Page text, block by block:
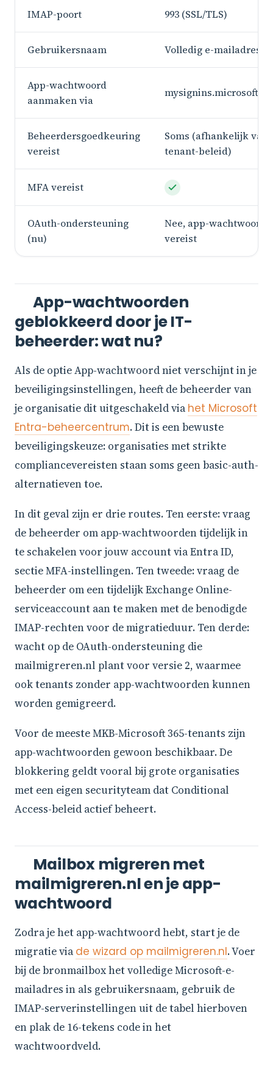
IMAP-poort 993 (SSL/TLS)
Gebruikersnaam Volledig e-mailadres
App-wachtwoord
aanmaken via
Beheerdersgoedkeuring
vereist
Soms (afhankelijk van
tenant-beleid)
MFA vereist
OAuth-ondersteuning
(nu)
Nee, app-wachtwoord
vereist
App-wachtwoorden
geblokkeerd door je IT-
beheerder: wat nu?
Als de optie App-wachtwoord niet verschijnt in je
beveiligingsinstellingen, heeft de beheerder van
je organisatie dit uitgeschakeld via het Microsoft
Entra-beheercentrum. Dit is een bewuste
beveiligingskeuze: organisaties met strikte
compliancevereisten staan soms geen basic-auth-
alternatieven toe.
In dit geval zijn er drie routes. Ten eerste: vraag
de beheerder om app-wachtwoorden tijdelijk in
te schakelen voor jouw account via Entra ID,
sectie MFA-instellingen. Ten tweede: vraag de
beheerder om een tijdelijk Exchange Online-
serviceaccount aan te maken met de benodigde
IMAP-rechten voor de migratieduur. Ten derde:
wacht op de OAuth-ondersteuning die
mailmigreren.nl plant voor versie 2, waarmee
ook tenants zonder app-wachtwoorden kunnen
worden gemigreerd.
Voor de meeste MKB-Microsoft 365-tenants zijn
app-wachtwoorden gewoon beschikbaar. De
blokkering geldt vooral bij grote organisaties
met een eigen securityteam dat Conditional
Access-beleid actief beheert.
Mailbox migreren met
mailmigreren.nl en je app-
wachtwoord
Zodra je het app-wachtwoord hebt, start je de
migratie via de wizard op mailmigreren.nl. Voer
bij de bronmailbox het volledige Microsoft-e-
mailadres in als gebruikersnaam, gebruik de
IMAP-serverinstellingen uit de tabel hierboven
en plak de 16-tekens code in het
wachtwoordveld.